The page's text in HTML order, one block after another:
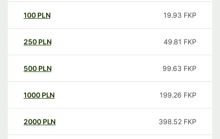
100 PLN 19.93 FKP
250 PLN 49.81 FKP
500 PLN 99.63 FKP
1000 PLN 199.26 FKP
2000 PLN 398.52 FKP